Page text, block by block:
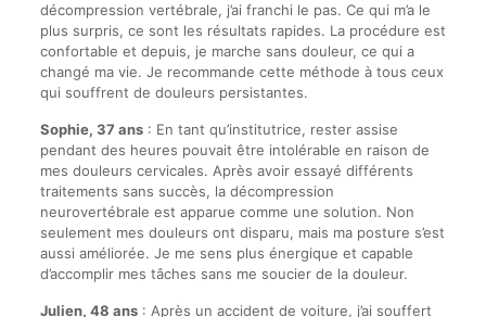
décompression vertébrale, j’ai franchi le pas. Ce qui m’a le
plus surpris, ce sont les résultats rapides. La procédure est
confortable et depuis, je marche sans douleur, ce qui a
changé ma vie. Je recommande cette méthode à tous ceux
qui souffrent de douleurs persistantes.
Sophie, 37 ans: En tant qu’institutrice, rester assise
pendant des heures pouvait être intolérable en raison de
mes douleurs cervicales. Après avoir essayé différents
traitements sans succès, la décompression
neurovertébrale est apparue comme une solution. Non
seulement mes douleurs ont disparu, mais ma posture s’est
aussi améliorée. Je me sens plus énergique et capable
d’accomplir mes tâches sans me soucier de la douleur.
Julien, 48 ans: Après un accident de voiture, j’ai souffert